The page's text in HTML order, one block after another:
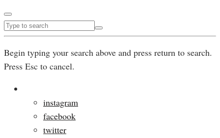
Begin typing your search above and press return to search.
Press Esc to cancel.
instagram
facebook
twitter